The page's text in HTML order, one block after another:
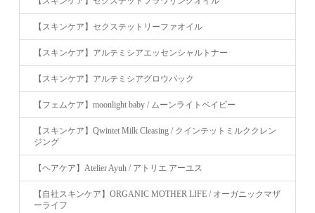
【スキンケア】セクステットリーファオイル
【スキンケア】アルテミシアエッセンシャルトナー
【スキンケア】アルテミシアグロウパック
【フェムケア】moonlight baby / ムーンライトベイビー
【スキンケア】Qwintet Milk Cleasing / クインテットミルククレン
ジング
【ヘアケア】Atelier Ayuh / アトリエ アーユス
【自社スキンケア】ORGANIC MOTHER LIFE / オーガニックマザ
ーライフ